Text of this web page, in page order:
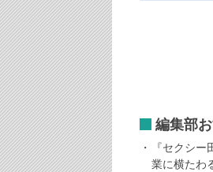
編集部
『セクシ
業に横たわ